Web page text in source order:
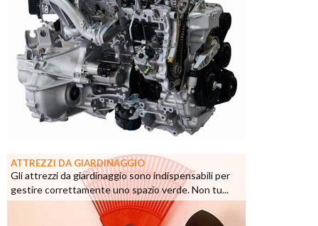
ATTREZZI DA GIARDINAGGIO
Gli attrezzi da giardinaggio sono indispensabili per
gestire correttamente uno spazio verde. Non tu...